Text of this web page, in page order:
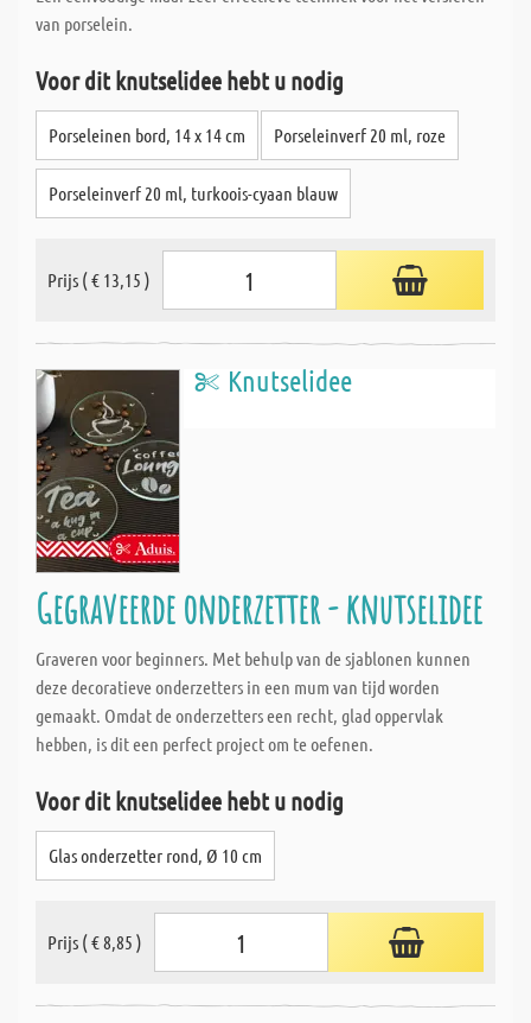
van porselein.
Voor dit knutselidee hebt u nodig
Porseleinen bord, 14 x 14 cm Porseleinverf 20 ml, roze
Porseleinverf 20 ml, turkoois-cyaan blauw
Prijs ( € 13,15 )
Knutselidee
Gegraveerde onderzetter - knutselidee
Graveren voor beginners. Met behulp van de sjablonen kunnen
deze decoratieve onderzetters in een mum van tijd worden
gemaakt. Omdat de onderzetters een recht, glad oppervlak
hebben, is dit een perfect project om te oefenen.
Voor dit knutselidee hebt u nodig
Glas onderzetter rond, Ø 10 cm
Prijs ( € 8,85 )